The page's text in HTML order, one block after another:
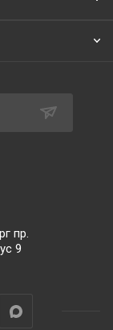
пр.
9